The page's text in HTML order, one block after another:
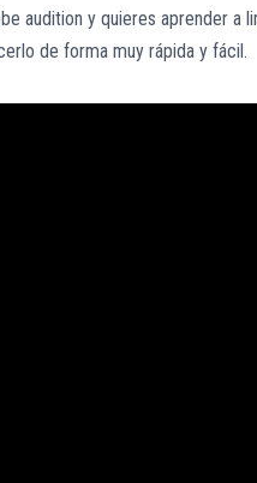
audition y quieres aprender
de forma muy rápida y fácil.